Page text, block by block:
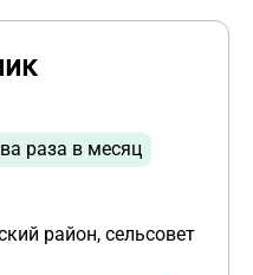
раза в месяц
район, сельсовет